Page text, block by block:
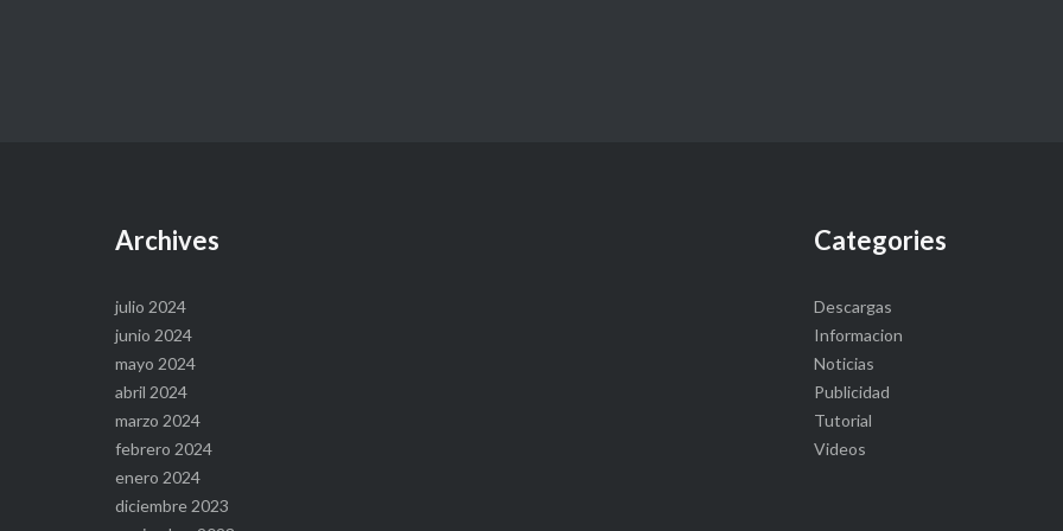
Archives
julio 2024
junio 2024
mayo 2024
abril 2024
marzo 2024
febrero 2024
enero 2024
diciembre 2023
Categories
Descargas
Informacion
Noticias
Publicidad
Tutorial
Videos